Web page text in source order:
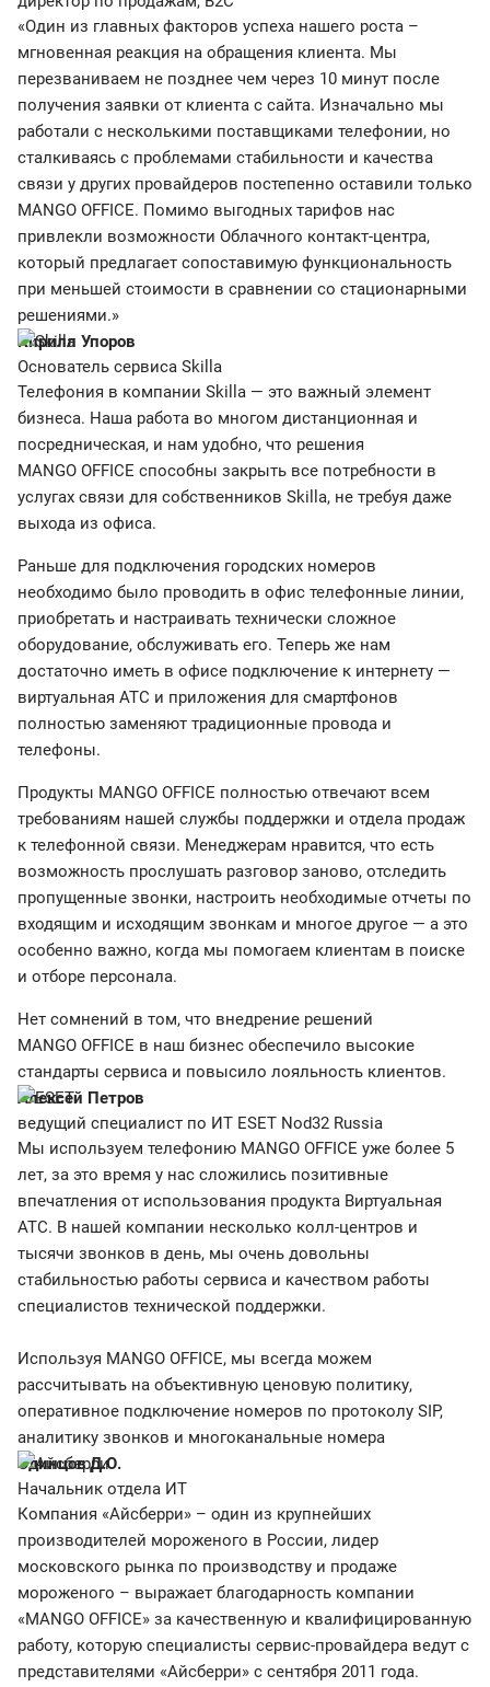
«Один из главных факторов успеха нашего роста –
мгновенная реакция на обращения клиента. Мы
перезваниваем не позднее чем через 10 минут после
получения заявки от клиента с сайта. Изначально мы
работали с несколькими поставщиками телефонии, но
сталкиваясь с проблемами стабильности и качества
связи у других провайдеров постепенно оставили только
MANGO OFFICE. Помимо выгодных тарифов нас
привлекли возможности Облачного контакт-центра,
который предлагает сопоставимую функциональность
при меньшей стоимости в сравнении со стационарными
решениями.»
Кирилл Упоров
Основатель сервиса Skilla
Телефония в компании Skilla — это важный элемент
бизнеса. Наша работа во многом дистанционная и
посредническая, и нам удобно, что решения
MANGO OFFICE способны закрыть все потребности в
услугах связи для собственников Skilla, не требуя даже
выхода из офиса.
Раньше для подключения городских номеров
необходимо было проводить в офис телефонные линии,
приобретать и настраивать технически сложное
оборудование, обслуживать его. Теперь же нам
достаточно иметь в офисе подключение к интернету —
виртуальная АТС и приложения для смартфонов
полностью заменяют традиционные провода и
телефоны.
Продукты MANGO OFFICE полностью отвечают всем
требованиям нашей службы поддержки и отдела продаж
к телефонной связи. Менеджерам нравится, что есть
возможность прослушать разговор заново, отследить
пропущенные звонки, настроить необходимые отчеты по
входящим и исходящим звонкам и многое другое — а это
особенно важно, когда мы помогаем клиентам в поиске
и отборе персонала.
Нет сомнений в том, что внедрение решений
MANGO OFFICE в наш бизнес обеспечило высокие
стандарты сервиса и повысило лояльность клиентов.
Алексей Петров
ведущий специалист по ИТ ESET Nod32 Russia
Мы используем телефонию MANGO OFFICE уже более 5
лет, за это время у нас сложились позитивные
впечатления от использования продукта Виртуальная
АТС. В нашей компании несколько колл-центров и
тысячи звонков в день, мы очень довольны
стабильностью работы сервиса и качеством работы
специалистов технической поддержки.
Используя MANGO OFFICE, мы всегда можем
рассчитывать на объективную ценовую политику,
оперативное подключение номеров по протоколу SIP,
аналитику звонков и многоканальные номера
Одинцов Д.О.
Начальник отдела ИТ
Компания «Айсберри» – один из крупнейших
производителей мороженого в России, лидер
московского рынка по производству и продаже
мороженого – выражает благодарность компании
«MANGO OFFICE» за качественную и квалифицированную
работу, которую специалисты сервис-провайдера ведут с
представителями «Айсберри» с сентября 2011 года.